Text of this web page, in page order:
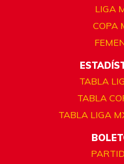
LIGA
COPA
TABLA
TABLA
TABLA LIGA